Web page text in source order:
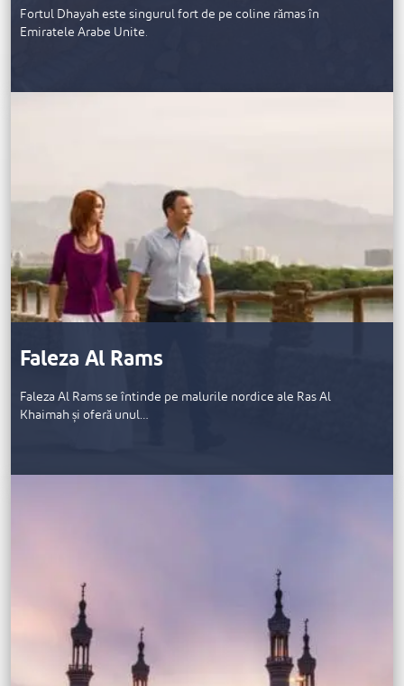
Fortul Dhayah este singurul fort de pe coline rămas în
Emiratele Arabe Unite.
Faleza Al Rams
Faleza Al Rams se întinde pe malurile nordice ale Ras Al
Khaimah și oferă unul…